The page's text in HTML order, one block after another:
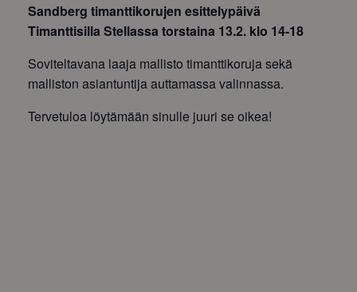
Sandberg timanttikorujen esittelypäivä
Timanttisilla Stellassa torstaina 13.2. klo 14-18
Soviteltavana laaja mallisto timanttikoruja sekä
malliston asiantuntija auttamassa valinnassa.
Tervetuloa löytämään sinulle juuri se oikea!